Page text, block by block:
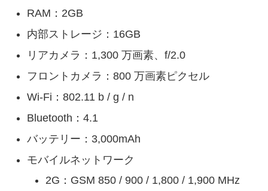
RAM：2GB
内部ストレージ：16GB
リアカメラ：1,300 万画素、f/2.0
フロントカメラ：800 万画素ピクセル
Wi-Fi：802.11 b / g / n
Bluetooth：4.1
バッテリー：3,000mAh
モバイルネットワーク
2G：GSM 850 / 900 / 1,800 / 1,900 MHz